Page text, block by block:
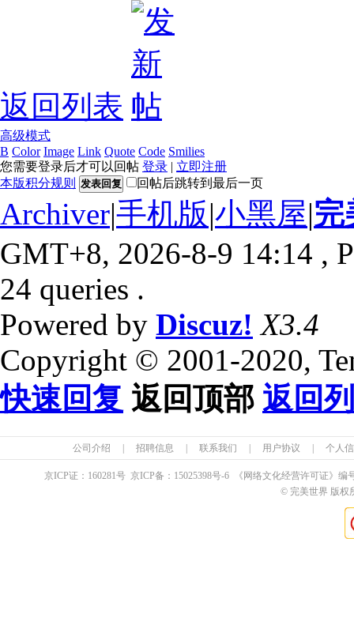
返回列表
高级模式
B Color Image Link Quote Code Smilies
您需要登录后才可以回帖 登录 | 立即注册
本版积分规则
发表回复 回帖后跳转到最后一页
Archiver|手机版|小黑屋|完
GMT+8, 2026-8-9 14:14 ,
24 queries .
Powered by Discuz! X3.4
Copyright © 2001-2020,
快速回复 返回顶部 返回
公司介绍 招聘信息 联系我们 用户协议 个人
京ICP证： 160281号 京ICP备： 15025398号-6 《网络文化经营许可证》编
© 完美世界 版权